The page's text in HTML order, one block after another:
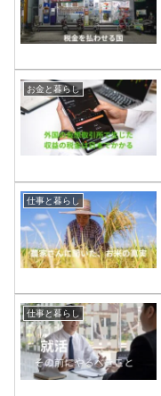
お金と暮らし
仕事と暮らし
仕事と暮らし